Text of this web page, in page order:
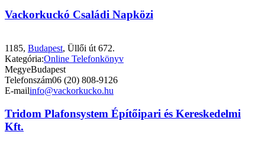
Vackorkuckó Családi Napközi
1185, Budapest, Üllői út 672.
Kategória:Online Telefonkönyv
MegyeBudapest
Telefonszám06 (20) 808-9126
E-mailinfo@vackorkucko.hu
Tridom Plafonsystem Építőipari és Kereskedelmi
Kft.